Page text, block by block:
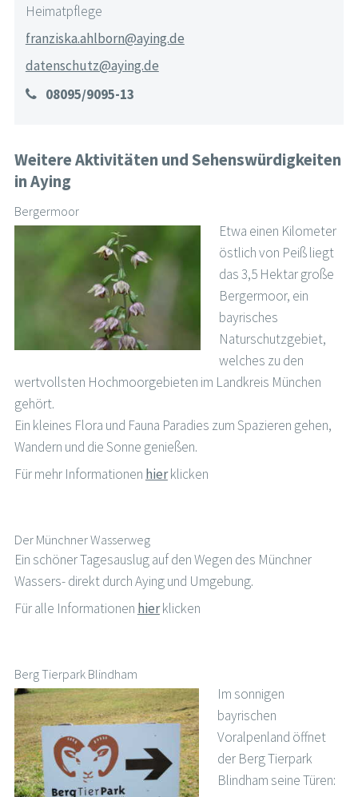
Heimatpflege
franziska.ahlborn@aying.de
datenschutz@aying.de
08095/9095-13
Weitere Aktivitäten und Sehenswürdigkeiten
in Aying
Bergermoor
Etwa einen Kilometer
östlich von Peiß liegt
das 3,5 Hektar große
Bergermoor, ein
bayrisches
Naturschutzgebiet,
welches zu den
wertvollsten Hochmoorgebieten im Landkreis München
gehört.
Ein kleines Flora und Fauna Paradies zum Spazieren gehen,
Wandern und die Sonne genießen.
Für mehr Informationen hierklicken
Der Münchner Wasserweg
Ein schöner Tagesauslug auf den Wegen des Münchner
Wassers- direkt durch Aying und Umgebung.
Für alle Informationen hierklicken
Berg Tierpark Blindham
Im sonnigen
bayrischen
Voralpenland öffnet
der Berg Tierpark
Blindham seine Türen: